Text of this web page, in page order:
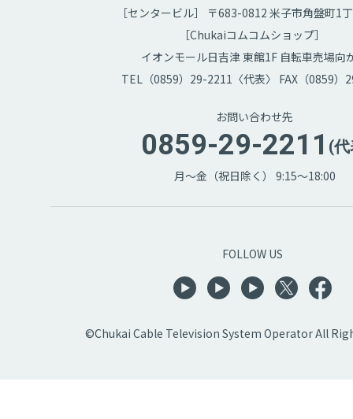
［センタービル］ 〒683-0812 米子市角盤町1
［Chukaiコムコムショップ］
イオンモール日吉津 東館1F 自転車売場向
TEL（0859）29-2211〈代表〉 FAX（0859）
お問い合わせ先
0859-29-2211 (
月～金（祝日除く） 9:15～18:00
FOLLOW US
©Chukai Cable Television System Operator All